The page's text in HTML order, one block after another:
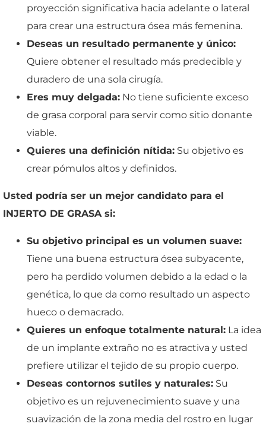
proyección significativa hacia adelante o lateral
para crear una estructura ósea más femenina.
Deseas un resultado permanente y único:
Quiere obtener el resultado más predecible y
duradero de una sola cirugía.
Eres muy delgada: No tiene suficiente exceso
de grasa corporal para servir como sitio donante
viable.
Quieres una definición nítida: Su objetivo es
crear pómulos altos y definidos.
Usted podría ser un mejor candidato para el
INJERTO DE GRASA si:
Su objetivo principal es un volumen suave:
Tiene una buena estructura ósea subyacente,
pero ha perdido volumen debido a la edad o la
genética, lo que da como resultado un aspecto
hueco o demacrado.
Quieres un enfoque totalmente natural: La idea
de un implante extraño no es atractiva y usted
prefiere utilizar el tejido de su propio cuerpo.
Deseas contornos sutiles y naturales: Su
objetivo es un rejuvenecimiento suave y una
suavización de la zona media del rostro en lugar